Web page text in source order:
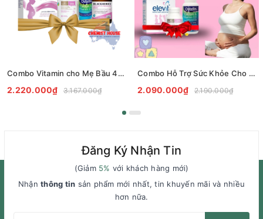
Combo Vitamin cho Mẹ Bầu 4 món (Elevit bầu hồng tổng hợp + DHA Bio Island + Canxi Ostelin + Sắt Blackmores)
2.220.000₫ 3.167.000₫
Combo Hỗ Trợ Sức Khỏe Cho Mẹ Bầu Trong Suốt Thai Kì
2.090.000₫ 2.190.000₫
Đăng Ký Nhận Tin
(Giảm 5% với khách hàng mới)
Nhậnthông tin sản phẩm mới nhất, tin khuyến mãi và nhiều
hơn nữa.